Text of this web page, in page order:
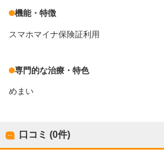
機能・特徴
スマホマイナ保険証利用
専門的な治療・特色
めまい
口コミ (0件)